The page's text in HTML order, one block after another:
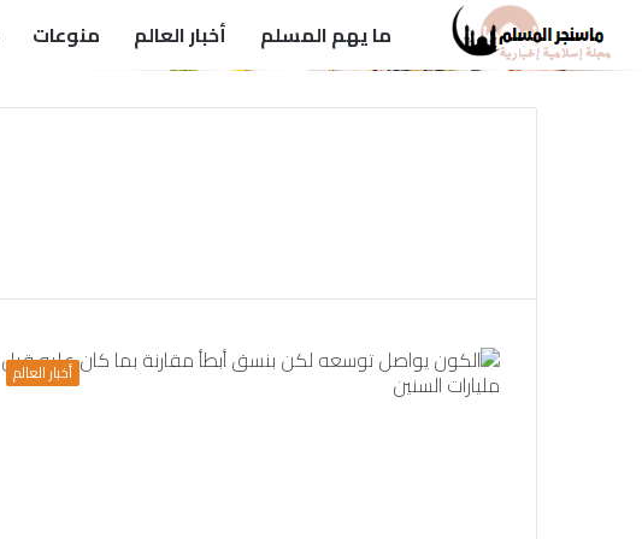
ما يهم المسلم أخبار العالم منوعات
أخبار العالم